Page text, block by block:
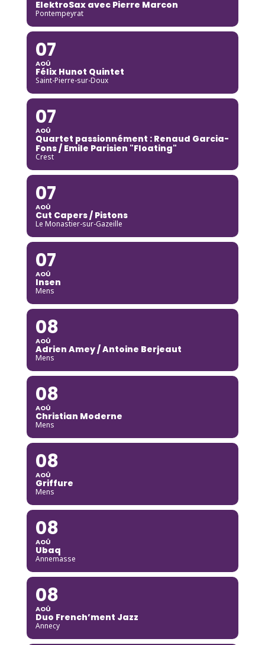
ElektroSax avec Pierre Marcon
Pontempeyrat
07
AOÛ
Félix Hunot Quintet
Saint-Pierre-sur-Doux
07
AOÛ
Quartet passionnément : Renaud Garcia-
Fons / Emile Parisien "Floating"
Crest
07
AOÛ
Cut Capers / Pistons
Le Monastier-sur-Gazeille
07
AOÛ
Insen
Mens
08
AOÛ
Adrien Amey / Antoine Berjeaut
Mens
08
AOÛ
Christian Moderne
Mens
08
AOÛ
Griffure
Mens
08
AOÛ
Ubaq
Annemasse
08
AOÛ
Duo French’ment Jazz
Annecy